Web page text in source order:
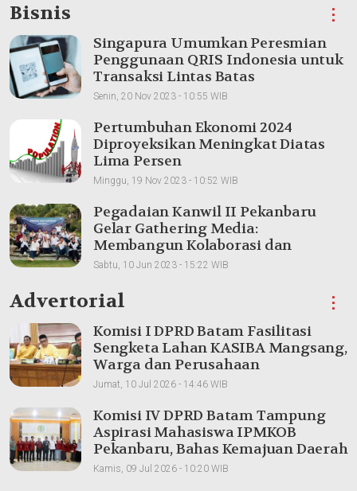
Bisnis ⋮
Singapura Umumkan Peresmian
Penggunaan QRIS Indonesia untuk
Transaksi Lintas Batas
Senin, 20 Nov 2023 - 10:55 WIB
Pertumbuhan Ekonomi 2024
Diproyeksikan Meningkat Diatas
Lima Persen
Minggu, 19 Nov 2023 - 10:52 WIB
Pegadaian Kanwil II Pekanbaru
Gelar Gathering Media:
Membangun Kolaborasi dan
Meningkatkan Pemahaman Produk
Sabtu, 10 Jun 2023 - 15:22 WIB
Advertorial ⋮
Komisi I DPRD Batam Fasilitasi
Sengketa Lahan KASIBA Mangsang,
Warga dan Perusahaan
Dipertemukan
Jumat, 10 Jul 2026 - 14:46 WIB
Komisi IV DPRD Batam Tampung
Aspirasi Mahasiswa IPMKOB
Pekanbaru, Bahas Kemajuan Daerah
Kamis, 09 Jul 2026 - 10:20 WIB